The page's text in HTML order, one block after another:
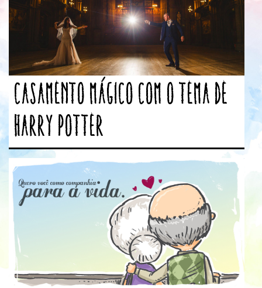
Casamento mágico com o tema de
Harry Potter